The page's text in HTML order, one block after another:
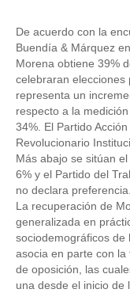
De acuerdo con la
Buendía & Márquez
Morena obtiene 39%
celebraran elecciones
representa un
respecto a la
34%. El Partido
Revolucionario
Más abajo se sitúan
6% y el Partido del
no declara preferencia.
La recuperación de
generalizada en
sociodemográficos de
asocia en parte con
de oposición, las
una desde el inicio de